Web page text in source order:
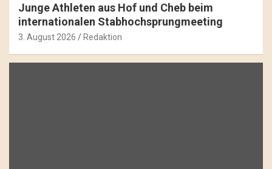
Junge Athleten aus Hof und Cheb beim
internationalen Stabhochsprungmeeting
3. August 2026 Redaktion